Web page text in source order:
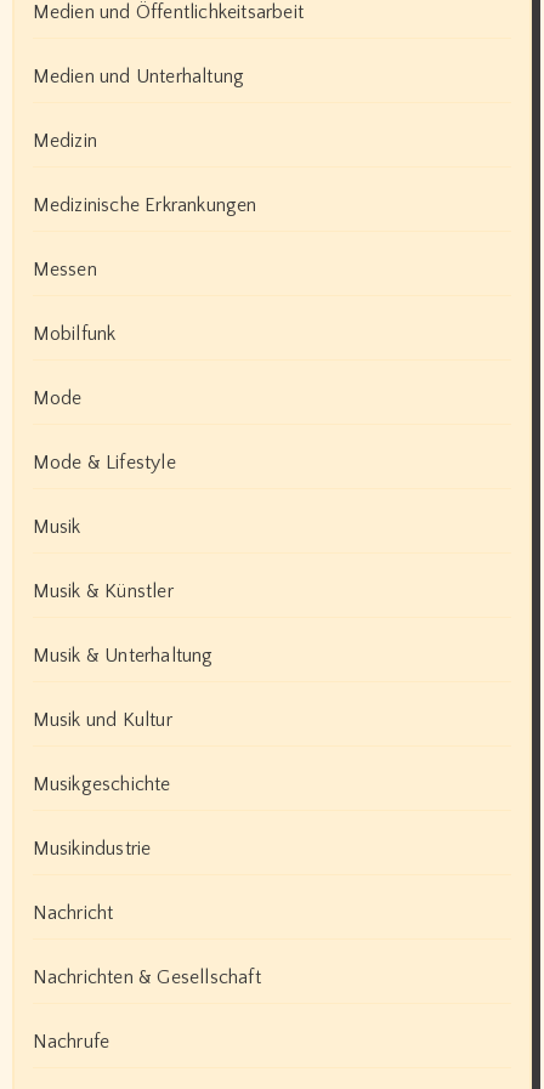
Medien und Öffentlichkeitsarbeit
Medien und Unterhaltung
Medizin
Medizinische Erkrankungen
Messen
Mobilfunk
Mode
Mode & Lifestyle
Musik
Musik & Künstler
Musik & Unterhaltung
Musik und Kultur
Musikgeschichte
Musikindustrie
Nachricht
Nachrichten & Gesellschaft
Nachrufe